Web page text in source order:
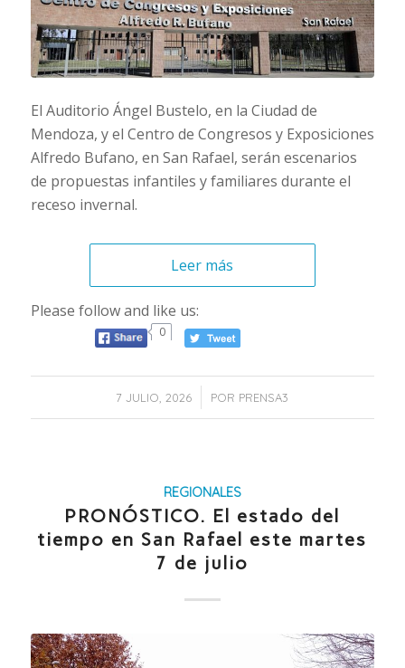
El Auditorio Ángel Bustelo, en la Ciudad de
Mendoza, y el Centro de Congresos y Exposiciones
Alfredo Bufano, en San Rafael, serán escenarios
de propuestas infantiles y familiares durante el
receso invernal.
Leer más
Please follow and like us:
0
7 JULIO, 2026
/ POR PRENSA3
REGIONALES
PRONÓSTICO. El estado del
tiempo en San Rafael este martes
7 de julio